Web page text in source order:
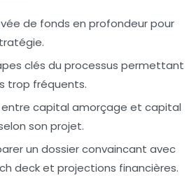
de fonds en profondeur pour
clés du processus permettant
trop fréquents.
entre capital amorçage et capital
son projet.
un dossier convaincant avec
deck et projections financières.